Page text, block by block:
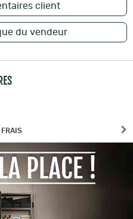
client
du vendeur
FRAIS